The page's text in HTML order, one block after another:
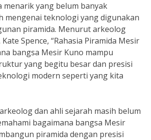
menarik yang belum banyak
mengenai teknologi yang digunakan
piramida. Menurut arkeolog
Spence, “Rahasia Piramida Mesir
bangsa Mesir Kuno mampu
yang begitu besar dan presisi
modern seperti yang kita
dan ahli sejarah masih belum
bagaimana bangsa Mesir
piramida dengan presisi